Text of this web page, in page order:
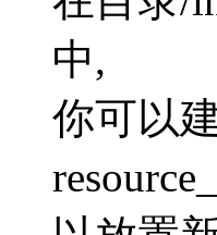
中,
你可以